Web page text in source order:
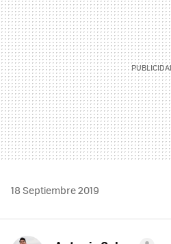
18 Septiembre 2019